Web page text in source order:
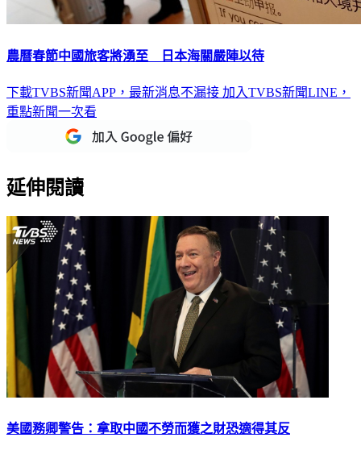
農曆春節中國旅客將湧至 日本海關嚴陣以待
下載TVBS新聞APP，最新消息不漏接 加入TVBS新聞LINE，
重點新聞一次看
延伸閱讀
美國務卿警告：拿取中國不勞而獲之財恐適得其反